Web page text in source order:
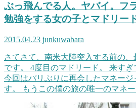
ぶっ飛んでる人。ヤバイ。フ
勉強をする女の子とマドリー
2015.04.23 junkuwabara
さてさて、南米大陸突入する前の
です。 4度目のマドリード。 来すぎ
今回はパリぶりに再会したマネージ
す。 もうこの僕の旅の唯一のマネ